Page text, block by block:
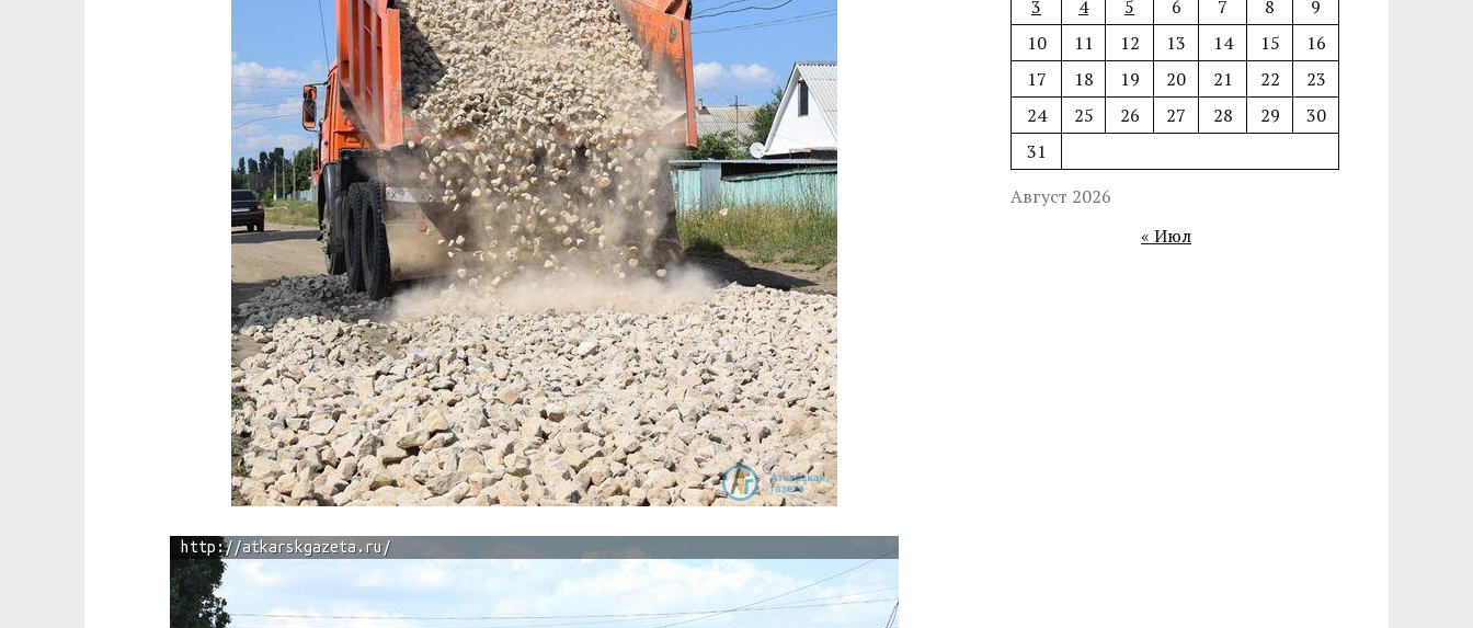
Август 2026
3
4 5 6 7 8
9
10
11 12 13 14 15
16
17
18 19 20 21 22
23
24
25 26 27 28 29
30
31
« Июл